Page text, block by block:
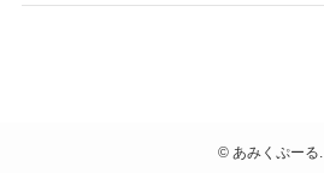
©あみくぷーる.